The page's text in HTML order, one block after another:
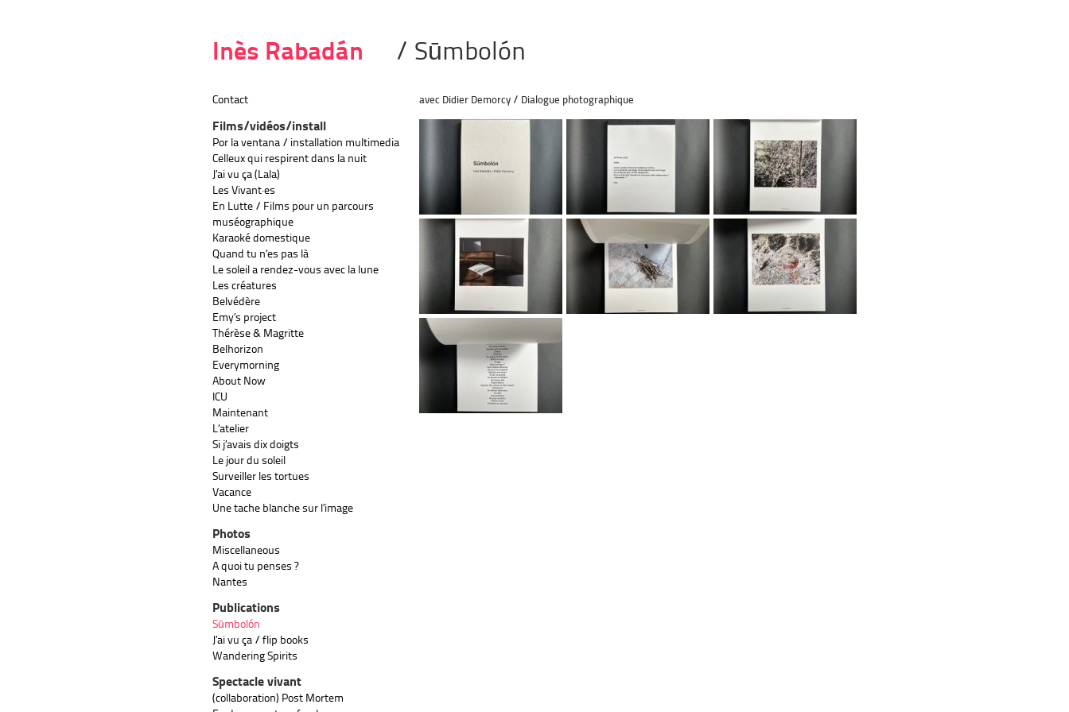
Inès Rabadán
Contact
Films/vidéos/install
Por la ventana / installation multimedia
Celleux qui respirent dans la nuit
J’ai vu ça (Lala)
Les Vivant·es
En Lutte / Films pour un parcours
muséographique
Karaoké domestique
Quand tu n’es pas là
Le soleil a rendez-vous avec la lune
Les créatures
Belvédère
Emy’s project
Thérèse & Magritte
Belhorizon
Everymorning
About Now
ICU
Maintenant
L’atelier
Si j’avais dix doigts
Le jour du soleil
Surveiller les tortues
Vacance
Une tache blanche sur l’image
Photos
Miscellaneous
A quoi tu penses ?
Nantes
Publications
Sūmbolón
J’ai vu ça / flip books
Wandering Spirits
Spectacle vivant
(collaboration) Post Mortem
/ Sūmbolón
avec Didier Demorcy / Dialogue photographique